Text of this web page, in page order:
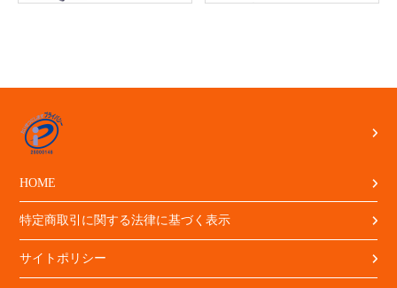
HOME
特定商取引に関する法律に基づく表示
サイトポリシー